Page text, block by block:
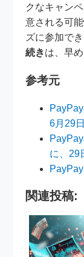
クなキャン
意される可
ズに参加で
続きは、早
参考元
6月29
に、29
関連投稿: